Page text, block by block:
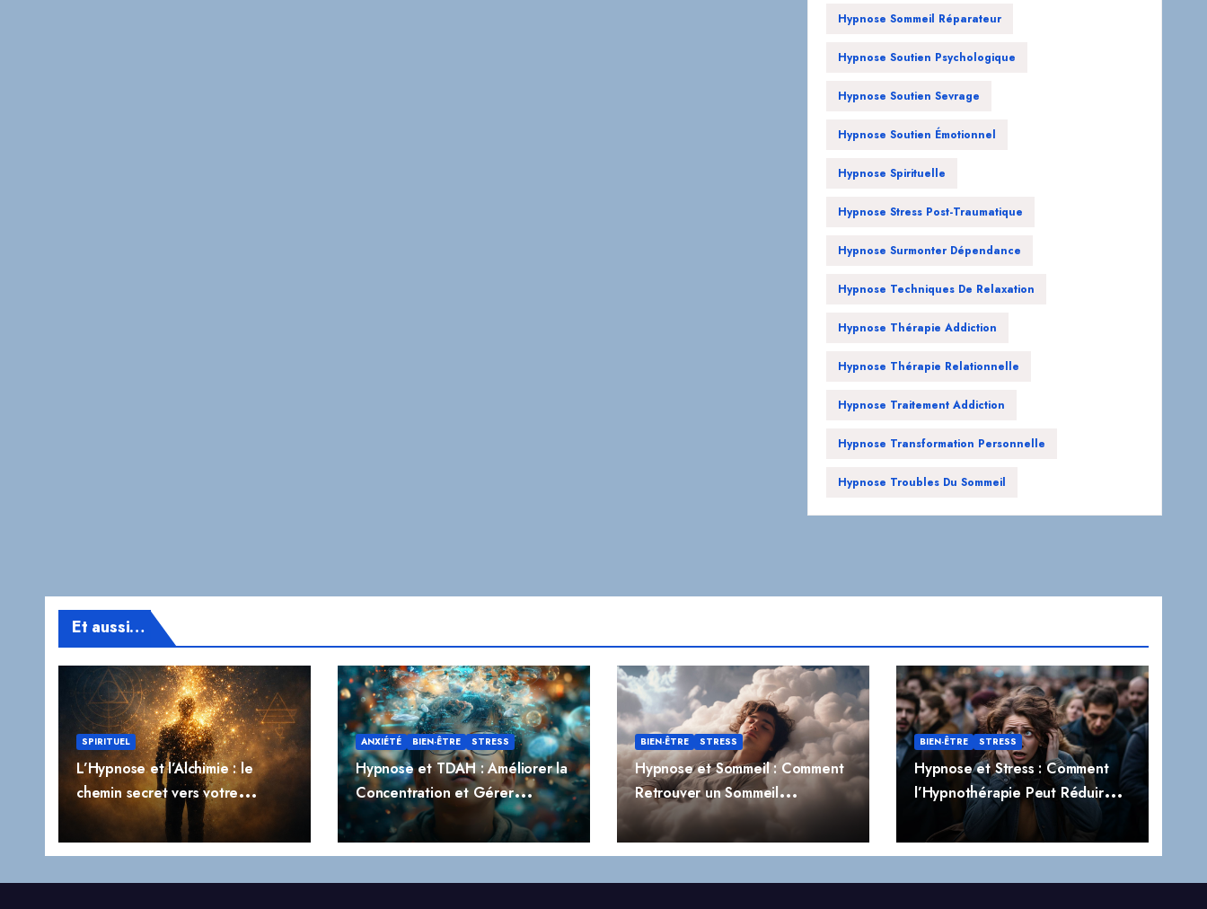
Hypnose Sommeil Réparateur
Hypnose Soutien Psychologique
Hypnose Soutien Sevrage
Hypnose Soutien Émotionnel
Hypnose Spirituelle
Hypnose Stress Post-Traumatique
Hypnose Surmonter Dépendance
Hypnose Techniques De Relaxation
Hypnose Thérapie Addiction
Hypnose Thérapie Relationnelle
Hypnose Traitement Addiction
Hypnose Transformation Personnelle
Hypnose Troubles Du Sommeil
Et aussi…
SPIRITUEL
L’Hypnose et l’Alchimie : le
chemin secret vers votre
transformation profonde
ANXIÉTÉ BIEN-ÊTRE STRESS
Hypnose et TDAH : Améliorer la
Concentration et Gérer
l’Impulsivité
BIEN-ÊTRE STRESS
Hypnose et Sommeil : Comment
Retrouver un Sommeil
Réparateur Naturellement
BIEN-ÊTRE STRESS
Hypnose et Stress : Comment
l’Hypnothérapie Peut Réduire
Naturellement le Stress